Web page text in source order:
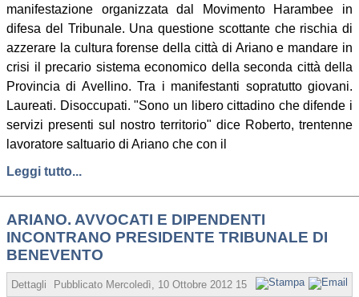
manifestazione organizzata dal Movimento Harambee in
difesa del Tribunale. Una questione scottante che rischia di
azzerare la cultura forense della città di Ariano e mandare in
crisi il precario sistema economico della seconda città della
Provincia di Avellino. Tra i manifestanti sopratutto giovani.
Laureati. Disoccupati. "Sono un libero cittadino che difende i
servizi presenti sul nostro territorio" dice Roberto, trentenne
lavoratore saltuario di Ariano che con il
Leggi tutto...
ARIANO. AVVOCATI E DIPENDENTI
INCONTRANO PRESIDENTE TRIBUNALE DI
BENEVENTO
Dettagli Pubblicato Mercoledì, 10 Ottobre 2012 15:11 Scritto da